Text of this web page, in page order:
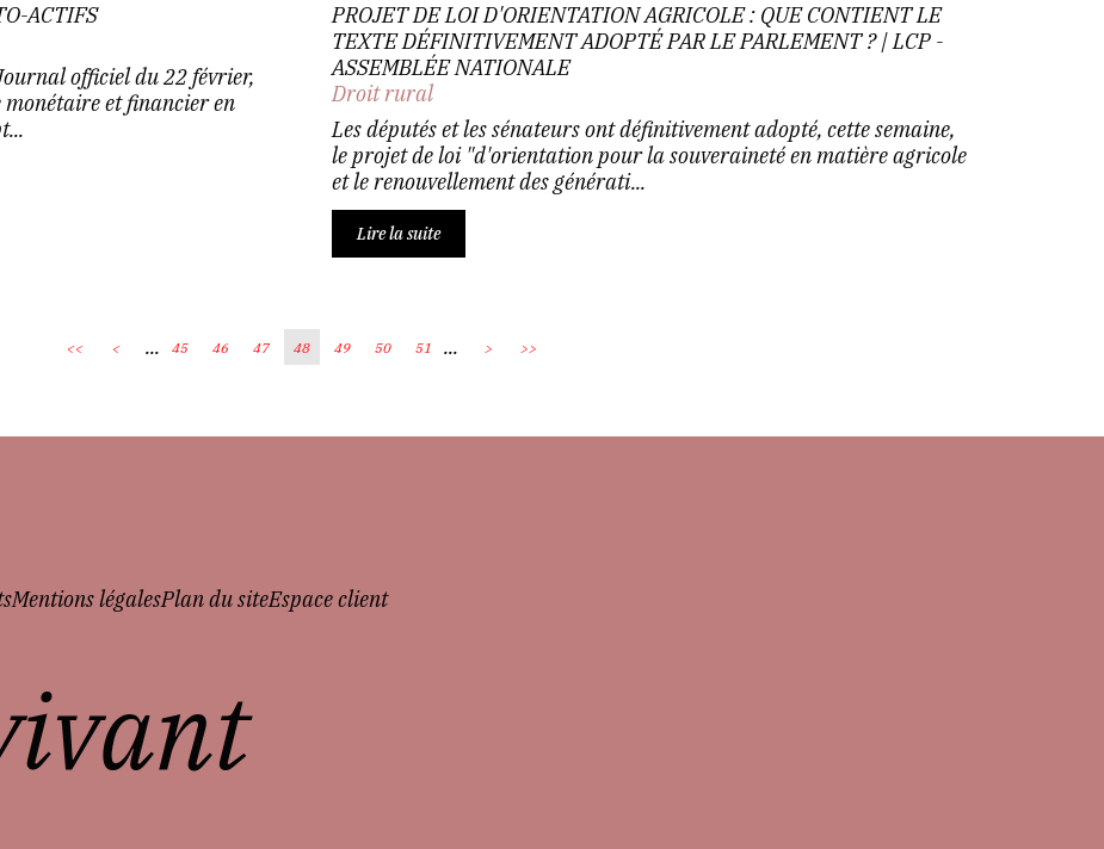
ACTIFS
officiel du 22 février,
et financier en
PROJET DE LOI D'ORIENTATION AGRICOLE : QUE CONTIENT LE
TEXTE DÉFINITIVEMENT ADOPTÉ PAR LE PARLEMENT ? | LCP -
ASSEMBLÉE NATIONALE
Droit rural
Les députés et les sénateurs ont définitivement adopté, cette semaine,
le projet de loi "d'orientation pour la souveraineté en matière agricole
et le renouvellement des générati...
Lire la suite
<< < ... 45 46 47 48 49 50 51 ... > >>
Mentions légalesPlan du siteEspace client